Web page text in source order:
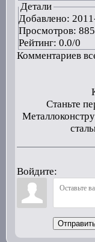
Детали
Добавлено:
Просмотров: 885
Рейтинг: 0.0/0
Комментариев
Станьте
Войдите: